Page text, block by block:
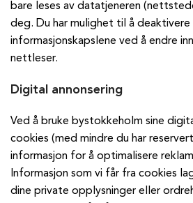
bare leses av datatjeneren
deg. Du har mulighet til å
informasjonskapslene ved å endre
nettleser.
Digital annonsering
Ved å bruke bystokkeholm sine
cookies (med mindre du har
informasjon for å optimalisere
Informasjon som vi får fra cookies
dine private opplysninger eller